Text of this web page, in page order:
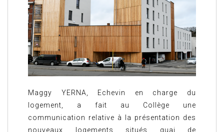
Maggy YERNA, Echevin en charge du
logement, a fait au Collège une
communication relative à la présentation des
nouveaux logements situés quai de